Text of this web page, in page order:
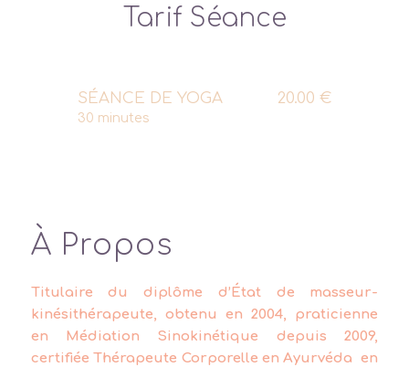
Tarif Séance
SÉANCE DE YOGA 20.00 €
30 minutes
À Propos
Titulaire du diplôme d’État de masseur-
kinésithérapeute, obtenu en 2004, praticienne
en Médiation Sinokinétique depuis 2009,
certifiée Thérapeute Corporelle en Ayurvéda en